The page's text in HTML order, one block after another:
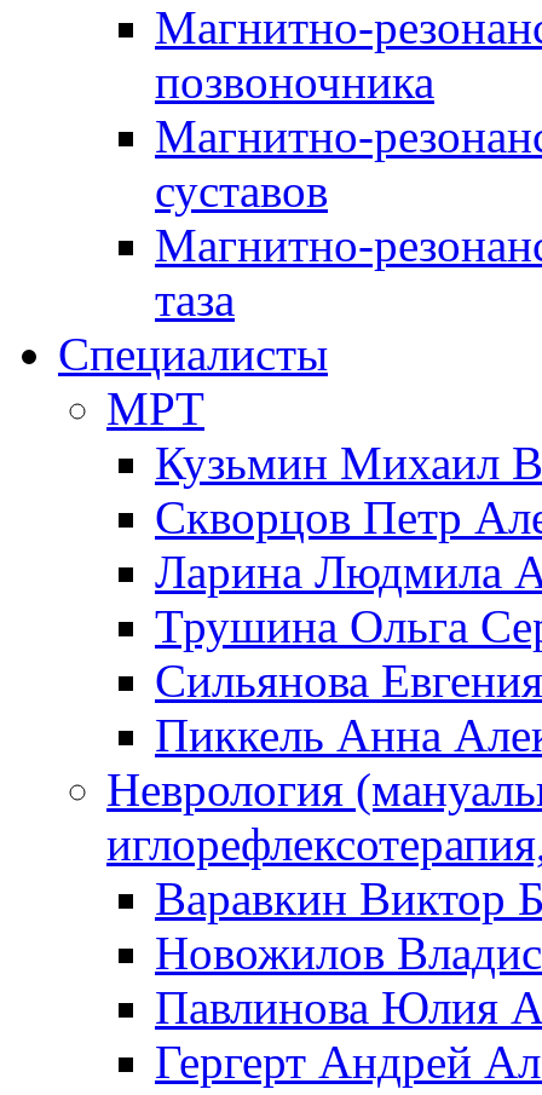
Магнитно-
позвоночника
Магнитно-
суставов
Магнитно-
таза
Специалисты
МРТ
Кузьмин Михаил
Скворцов Петр
Ларина Людмила
Трушина Ольга
Сильянова
Пиккель Анна
Неврология
Варавкин Виктор
Новожилов
Павлинова Юлия
Гергерт Андрей